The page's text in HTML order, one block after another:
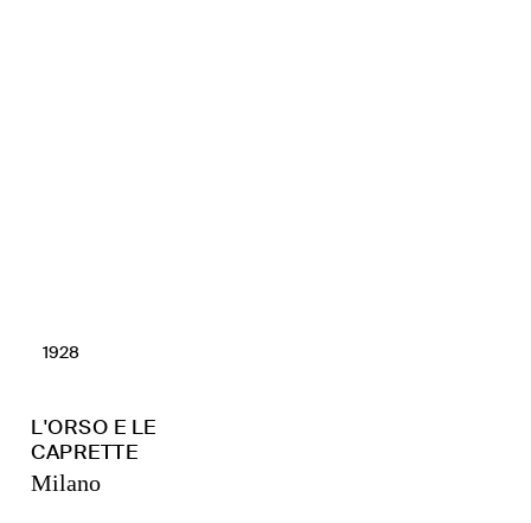
1928
L'ORSO E LE
CAPRETTE
Milano